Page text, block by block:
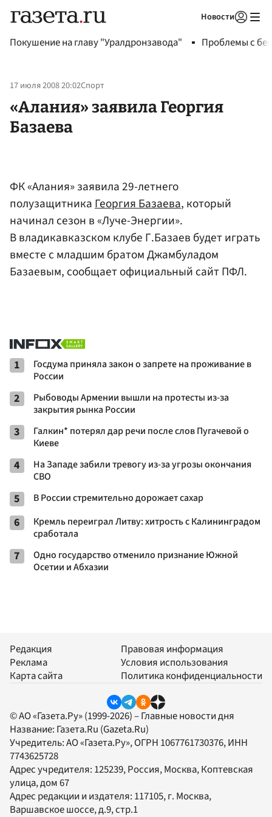
Новости
Покушение на главу "Уралдронзавода" Проблемы с
17 июля 2008 20:02Спорт
«Алания» заявила Георгия
Базаева
ФК «Алания» заявила 29-летнего
полузащитникаГеоргия Базаева, который
начинал сезон в «Луче-Энергии».
В владикавказском клубе Г.Базаев будет играть
вместе с младшим братом Джамбуладом
Базаевым, сообщает официальный сайт ПФЛ.
1
Госдума приняла закон о запрете на проживание в
России
2
Рыбоводы Армении вышли на протесты из-за
закрытия рынка России
3
Галкин* потерял дар речи после слов Пугачевой о
Киеве
4
На Западе забили тревогу из-за угрозы окончания
СВО
5 В России стремительно дорожает сахар
6
Кремль переиграл Литву: хитрость с Калининградом
сработала
7
Одно государство отменило признание Южной
Осетии и Абхазии
Редакция
Реклама
Карта сайта
Правовая информация
Условия использования
Политика конфиденциальности
© АО «Газета.Ру» (1999-2026) – Главные новости дня
Название: Газета.Ru (Gazeta.Ru)
Учредитель:АО «Газета.Ру», ОГРН 1067761730376, ИНН
7743625728
Адрес учредителя: 125239, Россия, Москва, Коптевская
улица, дом 67
Адрес редакции и издателя: 117105, г. Москва,
Варшавское шоссе, д.9, стр.1